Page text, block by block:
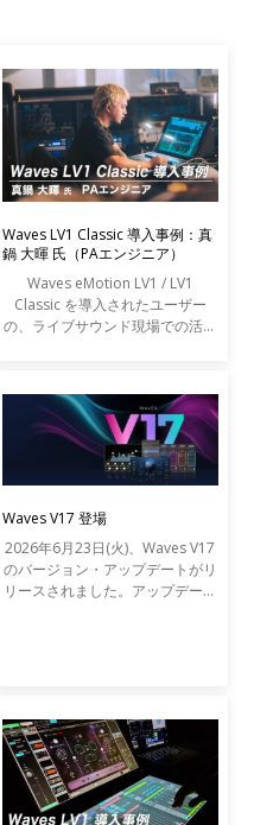
Waves LV1 Classic 導入事例：真
鍋 大暉 氏（PAエンジニア）
Waves eMotion LV1 / LV1
Classic を導入されたユーザー
の、ライブサウンド現場での活用
Waves V17 登場
2026年6月23日(火)、Waves V17
のバージョン・アップデートがリ
リースされました。アップデート